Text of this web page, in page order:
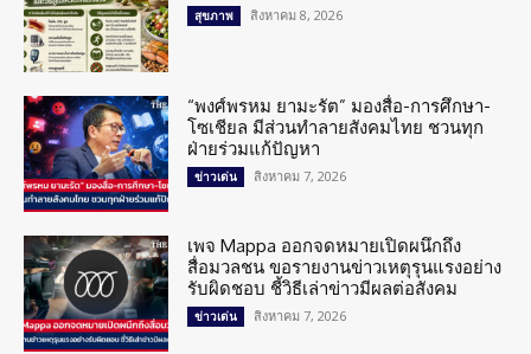
สุขภาพ สิงหาคม 8, 2026
“พงศ์พรหม ยามะรัต” มองสื่อ-การศึกษา-
โซเชียล มีส่วนทำลายสังคมไทย ชวนทุก
ฝ่ายร่วมแก้ปัญหา
ข่าวเด่น สิงหาคม 7, 2026
เพจ Mappa ออกจดหมายเปิดผนึกถึง
สื่อมวลชน ขอรายงานข่าวเหตุรุนแรงอย่าง
รับผิดชอบ ชี้วิธีเล่าข่าวมีผลต่อสังคม
ข่าวเด่น สิงหาคม 7, 2026